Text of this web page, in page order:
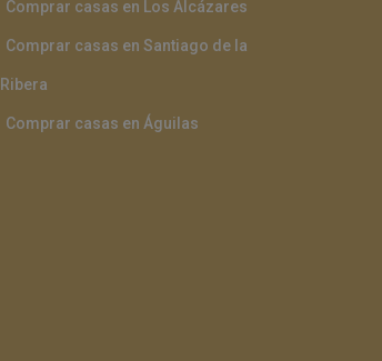
Comprar casas en Los Alcázares
Comprar casas en Santiago de la
Ribera
Comprar casas en Águilas